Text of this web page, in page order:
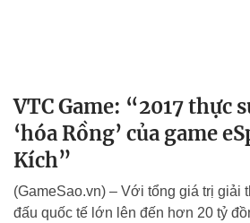
VTC Game: “2017 thực
‘hóa Rồng’ của game
Kích”
(GameSao.vn) – Với tổng giá trị giải
đấu quốc tế lớn lên đến hơn 20 tỷ